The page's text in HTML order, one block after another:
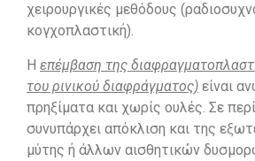
χειρουργικές μεθόδους
κογχοπλαστική).
Η επέμβαση της
του ρινικού διαφράγματος) είναι
πρηξίματα και χωρίς ουλές. Σε
συνυπάρχει απόκλιση και της
μύτης ή άλλων αισθητικών